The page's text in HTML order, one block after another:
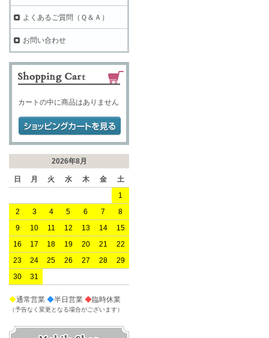
よくあるご質問（Ｑ＆Ａ）
お問い合わせ
カートの中に商品はありません
2026年8月
日 月 火 水 木 金
土
1
2
3 4 5 6 7
8
9
10 11 12 13 14
15
16
17 18 19 20 21
22
23
24 25 26 27 28
29
30
31
◆通常営業 ◆半日営業 ◆臨時休業
（予告なく変更となる場合がございます）